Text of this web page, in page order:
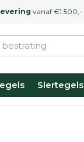
vanaf €1.500,-
Siertegels